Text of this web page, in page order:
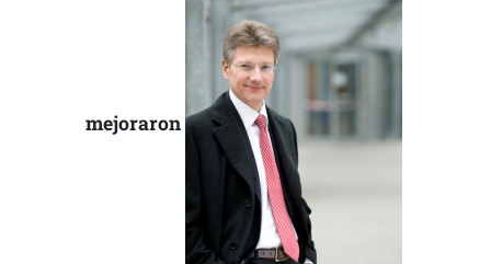
mejoraron